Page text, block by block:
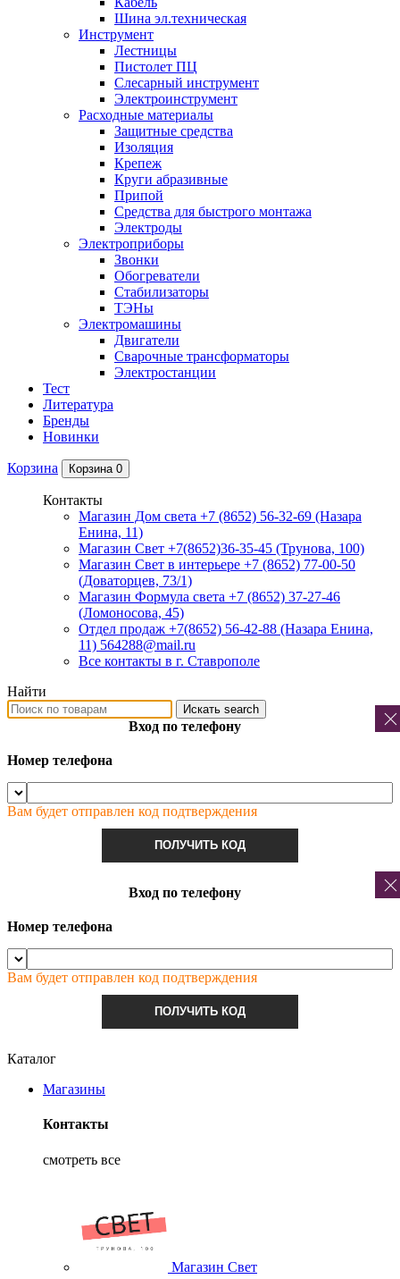
Шина эл.техническая
Инструмент
Лестницы
Пистолет ПЦ
Слесарный инструмент
Электроинструмент
Расходные материалы
Защитные средства
Изоляция
Крепеж
Круги абразивные
Припой
Средства для быстрого монтажа
Электроды
Электроприборы
Звонки
Обогреватели
Стабилизаторы
ТЭНы
Электромашины
Двигатели
Сварочные трансформаторы
Электростанции
Тест
Литература
Бренды
Новинки
Корзина Корзина 0
Контакты
Магазин Дом света +7 (8652) 56-32-69 (Назара
Енина, 11)
Магазин Свет +7(8652)36-35-45 (Трунова, 100)
Магазин Свет в интерьере +7 (8652) 77-00-50
(Доваторцев, 73/1)
Магазин Формула света +7 (8652) 37-27-46
(Ломоносова, 45)
Отдел продаж +7(8652) 56-42-88 (Назара Енина,
11) 564288@mail.ru
Все контакты в г. Ставрополе
Найти
Искать search
Вход по телефону
Номер телефона
Вам будет отправлен код подтверждения
ПОЛУЧИТЬ КОД
Вход по телефону
Номер телефона
Вам будет отправлен код подтверждения
ПОЛУЧИТЬ КОД
Каталог
Магазины
Контакты
смотреть все
Магазин Свет